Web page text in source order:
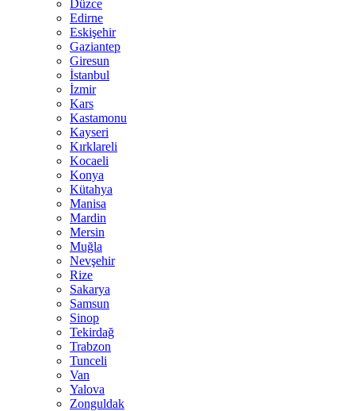
Düzce
Edirne
Eskişehir
Gaziantep
Giresun
İstanbul
İzmir
Kars
Kastamonu
Kayseri
Kırklareli
Kocaeli
Konya
Kütahya
Manisa
Mardin
Mersin
Muğla
Nevşehir
Rize
Sakarya
Samsun
Sinop
Tekirdağ
Trabzon
Tunceli
Van
Yalova
Zonguldak